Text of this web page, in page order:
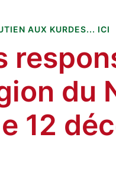
AUX KURDES... ICI
du
12